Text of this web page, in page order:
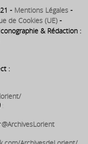
- Mentions Légales -
de Cookies (UE) -
& Rédaction :
:
:
@ArchivesLorient